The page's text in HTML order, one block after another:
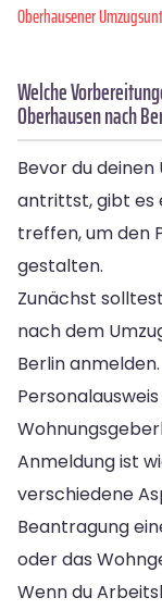
Oberhausener
Welche
Oberhausen nach
Bevor du
antrittst, gibt es
treffen, um den
gestalten.
Zunächst
nach dem
Berlin
Anmeldung ist
verschiedene
Beantragung
oder das
Wenn du